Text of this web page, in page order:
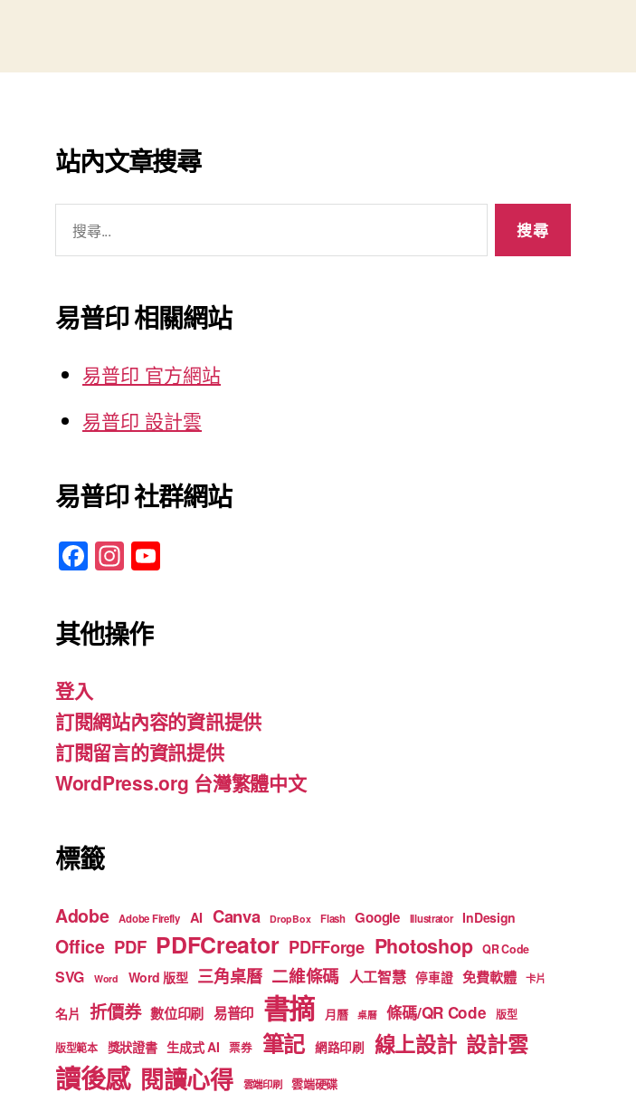
業
計
的
場”
站內文章搜尋
字:
易普印 相關網站
易普印 官方網站
易普印 設計雲
易普印 社群網站
F
a
c
e
o
o
k
In
st
a
gr
m b
e
其他操作
登入
訂閱網站內容的資訊提供
訂閱留言的資訊提供
WordPress.org 台灣繁體中文
標籤
Adobe Adobe Firefly AI Canva DropBox Flash Google Illustrator InDesign
Office PDF PDFCreator PDFForge Photoshop QR Code
SVG Word Word 版型 三角桌曆 二維條碼 人工智慧 停車證 免費軟體 卡片
名片 折價券 數位印刷 易普印 書摘 月曆 桌曆 條碼/QR Code 版型
版型範本 獎狀證書 生成式 AI 票券 筆記 網路印刷 線上設計 設計雲
讀後感 閱讀心得 雲端印刷 雲端硬碟